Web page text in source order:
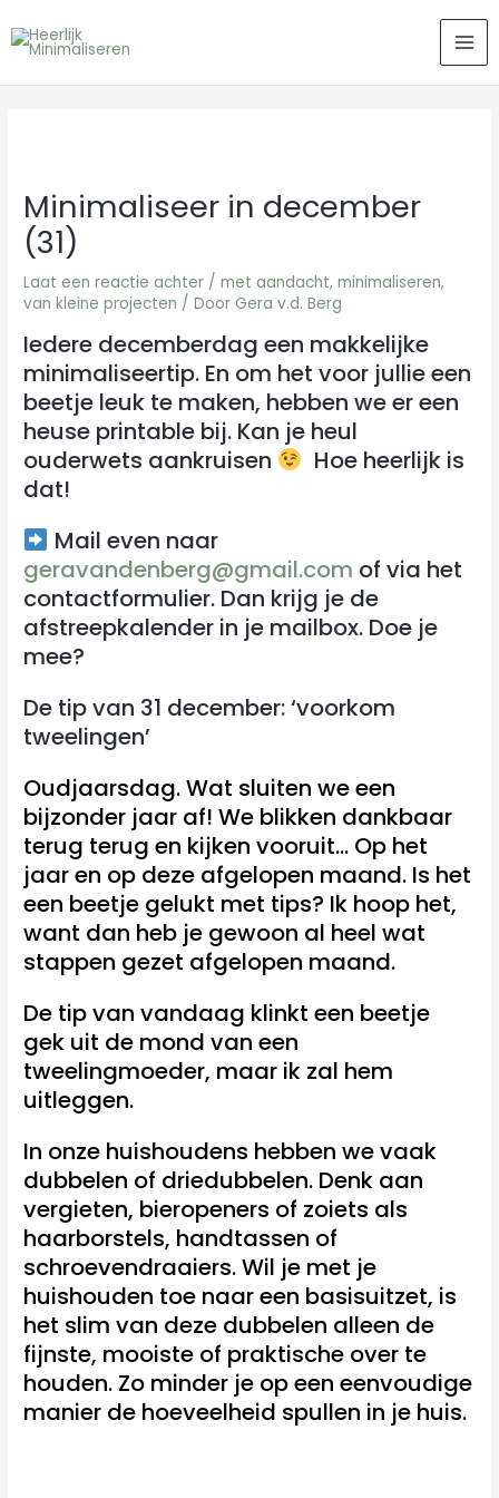
naar
Minimaliseer in december
(31)
Laat een reactie achter /met aandacht,minimaliseren,
van kleine projecten / Door Gera v.d. Berg
Iedere decemberdag een makkelijke
minimaliseertip. En om het voor jullie een
beetje leuk te maken, hebben we er een
heuse printable bij. Kan je heul
ouderwets aankruisen
Hoe heerlijk is
dat!
Mail even naar
geravandenberg@gmail.com of via het
contactformulier. Dan krijg je de
afstreepkalender in je mailbox. Doe je
mee?
De tip van 31 december: ‘voorkom
tweelingen’
Oudjaarsdag. Wat sluiten we een
bijzonder jaar af! We blikken dankbaar
terug terug en kijken vooruit… Op het
jaar en op deze afgelopen maand. Is het
een beetje gelukt met tips? Ik hoop het,
want dan heb je gewoon al heel wat
stappen gezet afgelopen maand.
De tip van vandaag klinkt een beetje
gek uit de mond van een
tweelingmoeder, maar ik zal hem
uitleggen.
In onze huishoudens hebben we vaak
dubbelen of driedubbelen. Denk aan
vergieten, bieropeners of zoiets als
haarborstels, handtassen of
schroevendraaiers. Wil je met je
huishouden toe naar een basisuitzet, is
het slim van deze dubbelen alleen de
fijnste, mooiste of praktische over te
houden. Zo minder je op een eenvoudige
manier de hoeveelheid spullen in je huis.